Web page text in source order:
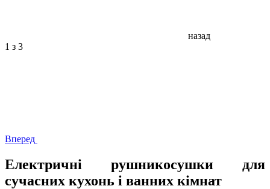
назад
1 з 3
Вперед
Електричні рушникосушки для
сучасних кухонь і ванних кімнат